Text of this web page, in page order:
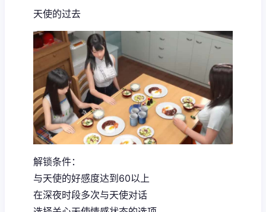
天使的过去
解锁条件：
与天使的好感度达到60以上
在深夜时段多次与天使对话